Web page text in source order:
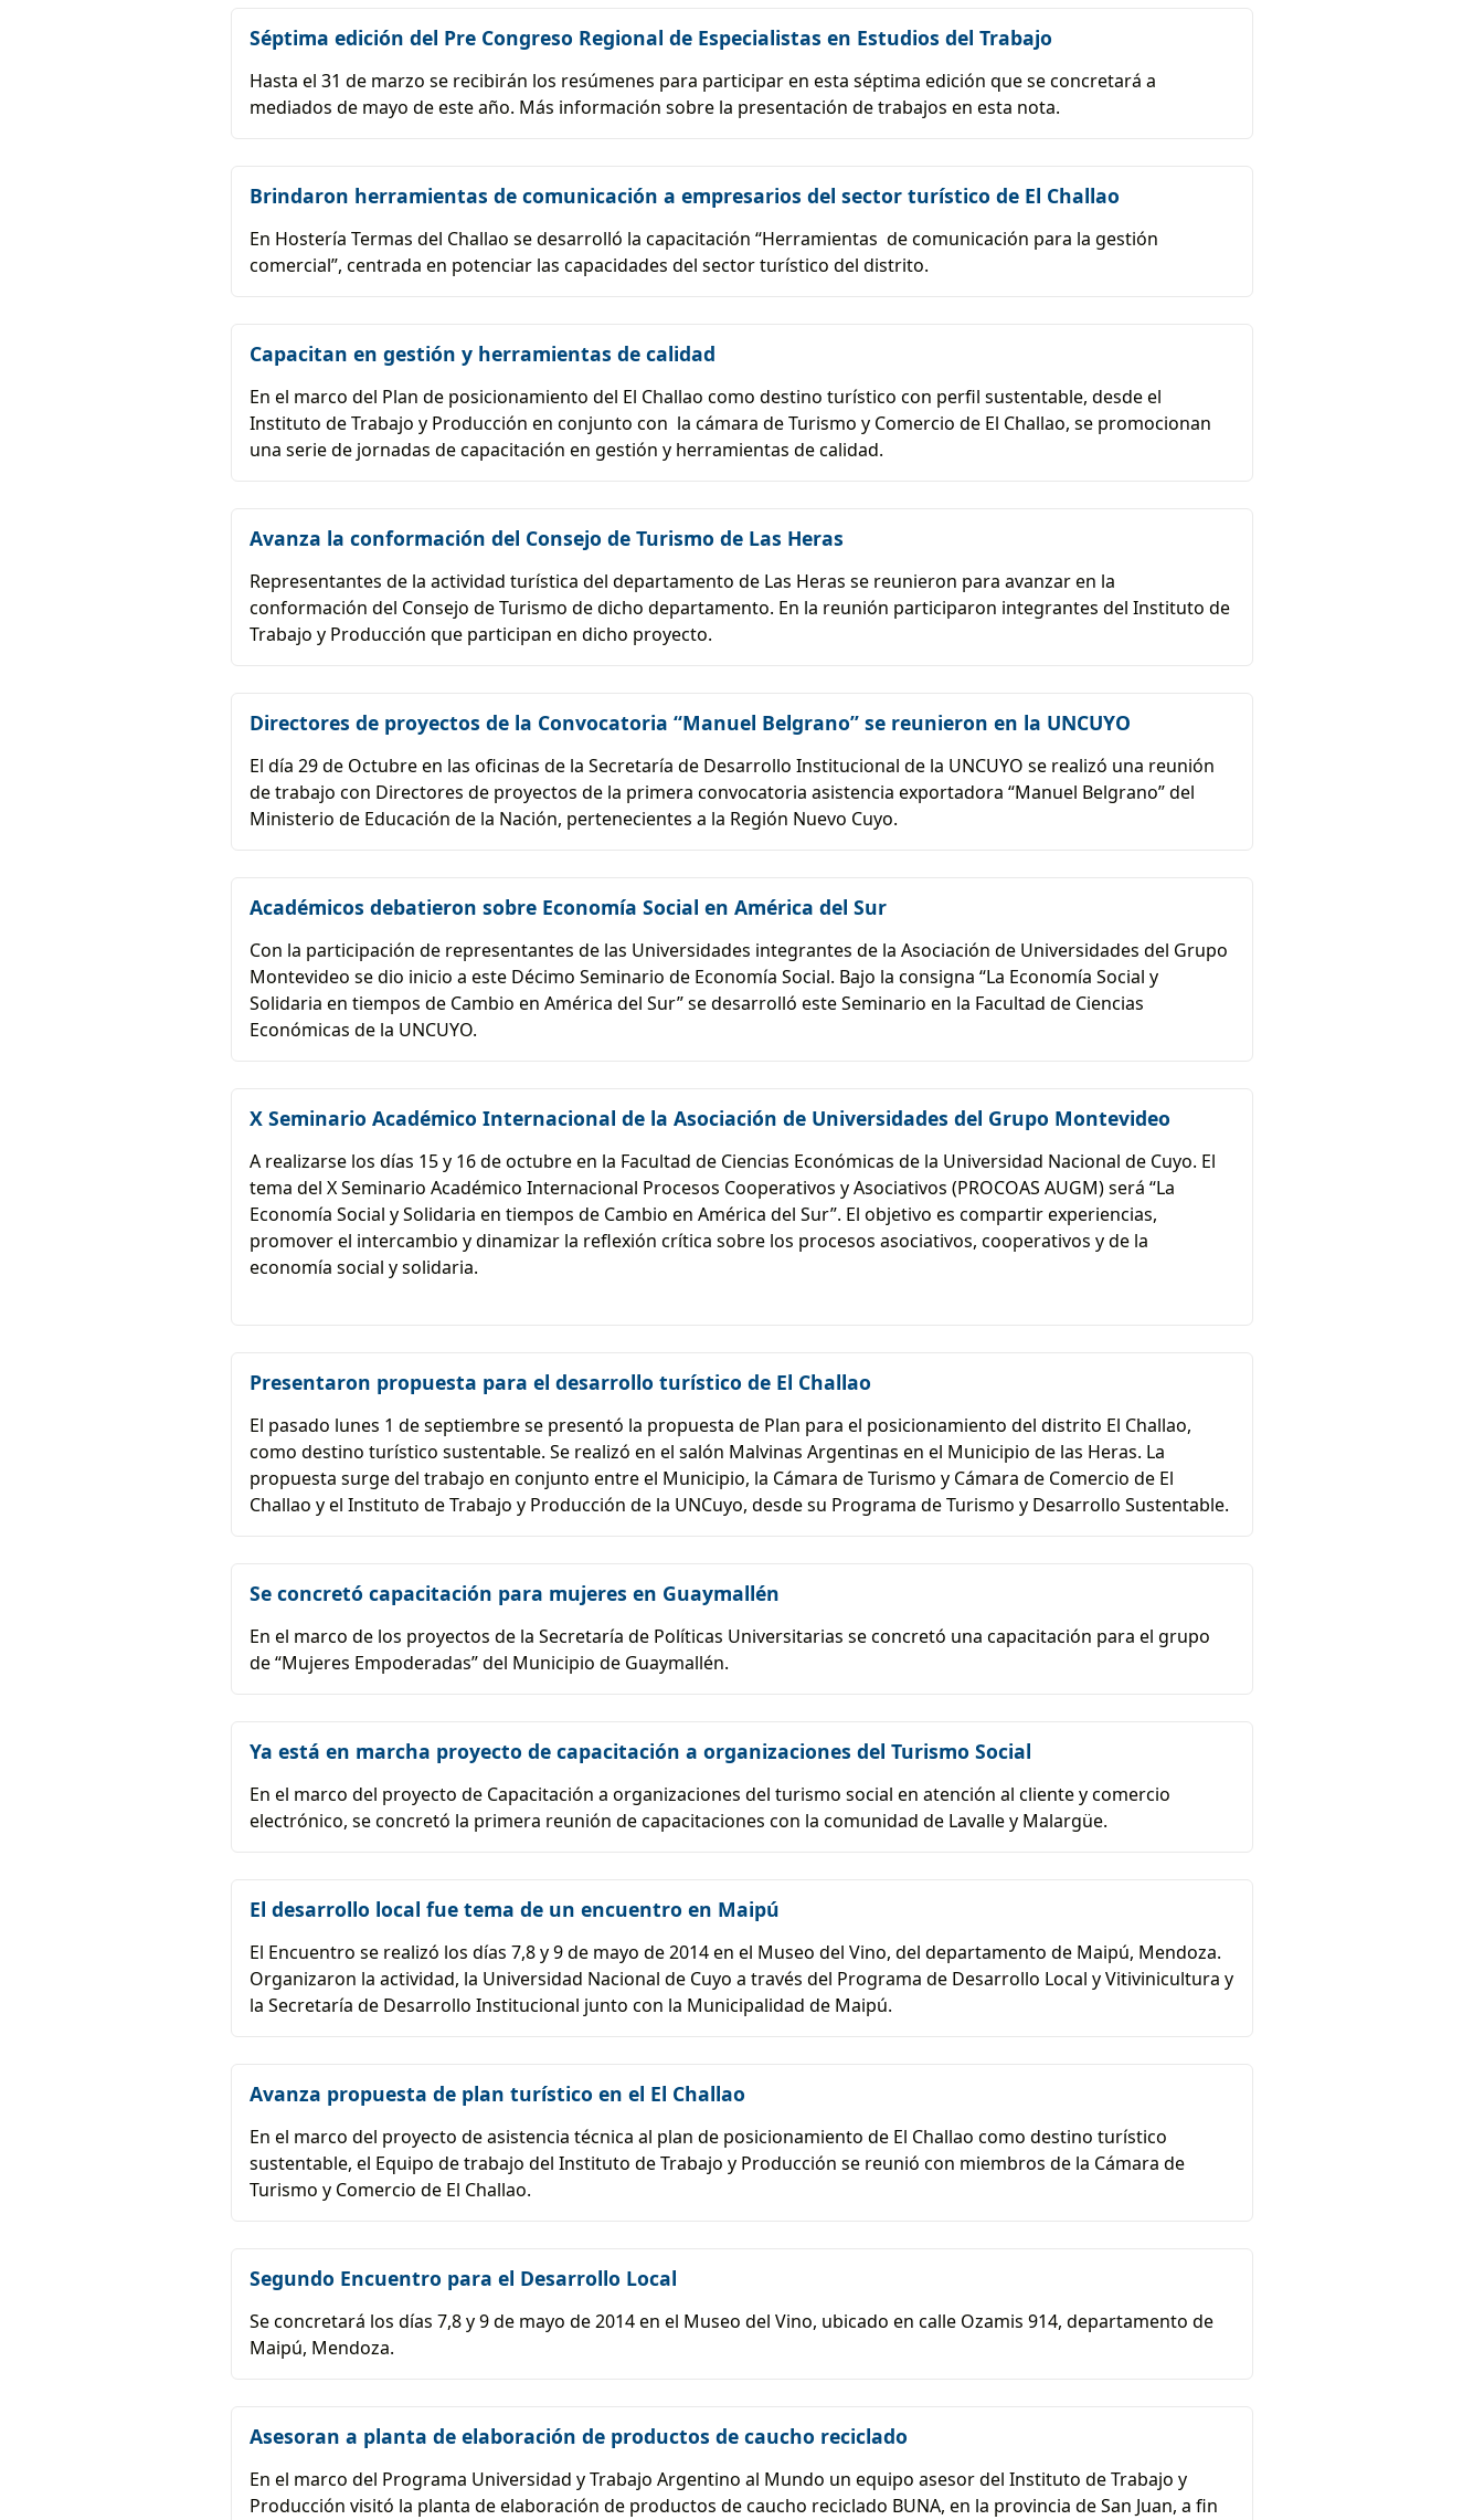
Séptima edición del Pre Congreso Regional de Especialistas en Estudios del Trabajo
Hasta el 31 de marzo se recibirán los resúmenes para participar en esta séptima edición que se concretará a
mediados de mayo de este año. Más información sobre la presentación de trabajos en esta nota.
Brindaron herramientas de comunicación a empresarios del sector turístico de El Challao
En Hostería Termas del Challao se desarrolló la capacitación “Herramientas de comunicación para la gestión
comercial”, centrada en potenciar las capacidades del sector turístico del distrito.
Capacitan en gestión y herramientas de calidad
En el marco del Plan de posicionamiento del El Challao como destino turístico con perfil sustentable, desde el
Instituto de Trabajo y Producción en conjunto con la cámara de Turismo y Comercio de El Challao, se promocionan
una serie de jornadas de capacitación en gestión y herramientas de calidad.
Avanza la conformación del Consejo de Turismo de Las Heras
Representantes de la actividad turística del departamento de Las Heras se reunieron para avanzar en la
conformación del Consejo de Turismo de dicho departamento. En la reunión participaron integrantes del Instituto de
Trabajo y Producción que participan en dicho proyecto.
Directores de proyectos de la Convocatoria “Manuel Belgrano” se reunieron en la UNCUYO
El día 29 de Octubre en las oficinas de la Secretaría de Desarrollo Institucional de la UNCUYO se realizó una reunión
de trabajo con Directores de proyectos de la primera convocatoria asistencia exportadora “Manuel Belgrano” del
Ministerio de Educación de la Nación, pertenecientes a la Región Nuevo Cuyo.
Académicos debatieron sobre Economía Social en América del Sur
Con la participación de representantes de las Universidades integrantes de la Asociación de Universidades del Grupo
Montevideo se dio inicio a este Décimo Seminario de Economía Social. Bajo la consigna “La Economía Social y
Solidaria en tiempos de Cambio en América del Sur” se desarrolló este Seminario en la Facultad de Ciencias
Económicas de la UNCUYO.
X Seminario Académico Internacional de la Asociación de Universidades del Grupo Montevideo
A realizarse los días 15 y 16 de octubre en la Facultad de Ciencias Económicas de la Universidad Nacional de Cuyo. El
tema del X Seminario Académico Internacional Procesos Cooperativos y Asociativos (PROCOAS AUGM) será “La
Economía Social y Solidaria en tiempos de Cambio en América del Sur”. El objetivo es compartir experiencias,
promover el intercambio y dinamizar la reflexión crítica sobre los procesos asociativos, cooperativos y de la
economía social y solidaria.
Presentaron propuesta para el desarrollo turístico de El Challao
El pasado lunes 1 de septiembre se presentó la propuesta de Plan para el posicionamiento del distrito El Challao,
como destino turístico sustentable. Se realizó en el salón Malvinas Argentinas en el Municipio de las Heras. La
propuesta surge del trabajo en conjunto entre el Municipio, la Cámara de Turismo y Cámara de Comercio de El
Challao y el Instituto de Trabajo y Producción de la UNCuyo, desde su Programa de Turismo y Desarrollo Sustentable.
Se concretó capacitación para mujeres en Guaymallén
En el marco de los proyectos de la Secretaría de Políticas Universitarias se concretó una capacitación para el grupo
de “Mujeres Empoderadas” del Municipio de Guaymallén.
Ya está en marcha proyecto de capacitación a organizaciones del Turismo Social
En el marco del proyecto de Capacitación a organizaciones del turismo social en atención al cliente y comercio
electrónico, se concretó la primera reunión de capacitaciones con la comunidad de Lavalle y Malargüe.
El desarrollo local fue tema de un encuentro en Maipú
El Encuentro se realizó los días 7,8 y 9 de mayo de 2014 en el Museo del Vino, del departamento de Maipú, Mendoza.
Organizaron la actividad, la Universidad Nacional de Cuyo a través del Programa de Desarrollo Local y Vitivinicultura y
la Secretaría de Desarrollo Institucional junto con la Municipalidad de Maipú.
Avanza propuesta de plan turístico en el El Challao
En el marco del proyecto de asistencia técnica al plan de posicionamiento de El Challao como destino turístico
sustentable, el Equipo de trabajo del Instituto de Trabajo y Producción se reunió con miembros de la Cámara de
Turismo y Comercio de El Challao.
Segundo Encuentro para el Desarrollo Local
Se concretará los días 7,8 y 9 de mayo de 2014 en el Museo del Vino, ubicado en calle Ozamis 914, departamento de
Maipú, Mendoza.
Asesoran a planta de elaboración de productos de caucho reciclado
En el marco del Programa Universidad y Trabajo Argentino al Mundo un equipo asesor del Instituto de Trabajo y
Producción visitó la planta de elaboración de productos de caucho reciclado BUNA, en la provincia de San Juan, a fin